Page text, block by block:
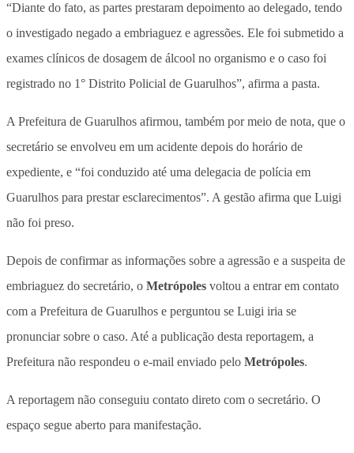
“Diante do fato, as partes prestaram depoimento ao delegado, tendo
o investigado negado a embriaguez e agressões. Ele foi submetido a
exames clínicos de dosagem de álcool no organismo e o caso foi
registrado no 1° Distrito Policial de Guarulhos”, afirma a pasta.
A Prefeitura de Guarulhos afirmou, também por meio de nota, que o
secretário se envolveu em um acidente depois do horário de
expediente, e “foi conduzido até uma delegacia de polícia em
Guarulhos para prestar esclarecimentos”. A gestão afirma que Luigi
não foi preso.
Depois de confirmar as informações sobre a agressão e a suspeita de
embriaguez do secretário, o Metrópoles voltou a entrar em contato
com a Prefeitura de Guarulhos e perguntou se Luigi iria se
pronunciar sobre o caso. Até a publicação desta reportagem, a
Prefeitura não respondeu o e-mail enviado pelo Metrópoles.
A reportagem não conseguiu contato direto com o secretário. O
espaço segue aberto para manifestação.